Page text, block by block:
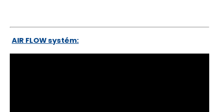
AIR FLOWsystém: